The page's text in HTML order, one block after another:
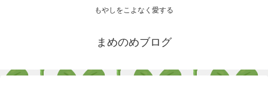
もやしをこよなく愛する
まめのめブログ